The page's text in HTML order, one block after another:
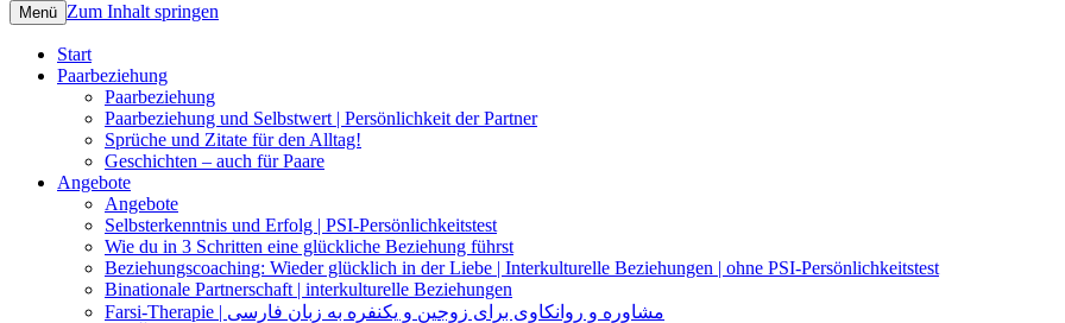
Beziehungscoaching – Kompetenzberaterin (PSI) – Paarberatung –
Das Selbst und die Selbststeuerung der Paare
Menü Zum Inhalt springen
Start
Paarbeziehung
Paarbeziehung
Paarbeziehung und Selbstwert | Persönlichkeit der Partner
Sprüche und Zitate für den Alltag!
Geschichten – auch für Paare
Angebote
Angebote
Selbsterkenntnis und Erfolg | PSI-Persönlichkeitstest
Wie du in 3 Schritten eine glückliche Beziehung führst
Beziehungscoaching: Wieder glücklich in der Liebe | Interkulturelle Beziehungen | ohne PSI-Persönlichkeitstest
Binationale Partnerschaft | interkulturelle Beziehungen
Farsi-Therapie | مشاوره و روانکاوی برای زوجین و یکنفره به زبان فارسی